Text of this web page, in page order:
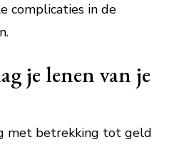
complicaties in de
je lenen van je
met betrekking tot geld